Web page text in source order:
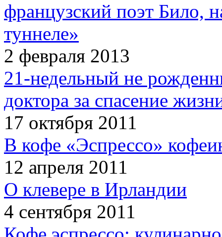
французский поэт Било,
туннеле»
2 февраля 2013
21-недельный не
доктора за спасение
17 октября 2011
В кофе «Эспрессо»
12 апреля 2011
О клевере в Ирландии
4 сентября 2011